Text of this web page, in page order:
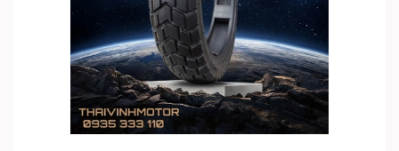
Cho vào giỏ hàng